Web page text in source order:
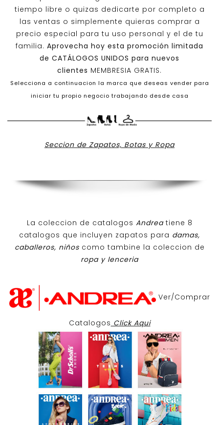
tiempo libre o quizas dedicarte por completo a
las ventas o simplemente quieras comprar a
precio especial para tu uso personal y el de tu
familia. Aprovecha hoy esta promoción limitada
de CATÁLOGOS UNIDOS para nuevos
clientes MEMBRESIA GRATIS.
Selecciona a continuacion la marca que deseas vender para
iniciar tu propio negocio trabajando desde casa
Seccion de Zapatos, Botas y Ropa
La coleccion de catalogos Andreatiene 8
catalogos que incluyen zapatos para damas,
caballeros, niños como tambine la coleccion de
ropa y lenceria
Ver/Comprar
Catalogos Click Aqui